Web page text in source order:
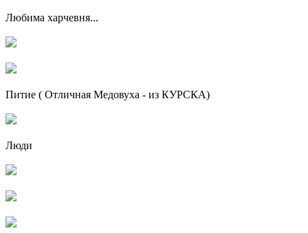
Любима харчевня...
Питие ( Отличная Медовуха - из КУРСКА)
Люди